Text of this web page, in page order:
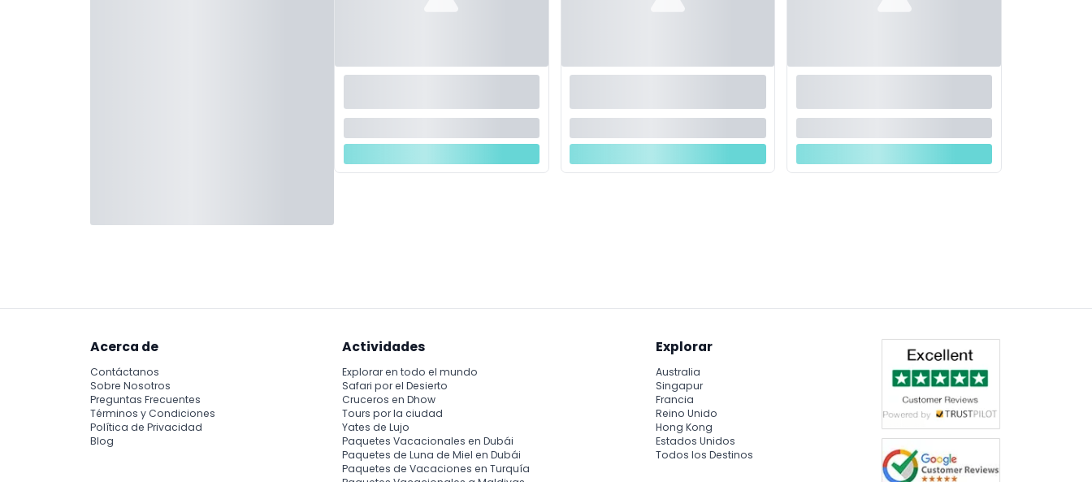
Acerca de
Contáctanos
Sobre Nosotros
Preguntas Frecuentes
Términos y Condiciones
Política de Privacidad
Blog
Actividades
Explorar en todo el mundo
Safari por el Desierto
Cruceros en Dhow
Tours por la ciudad
Yates de Lujo
Paquetes Vacacionales en Dubái
Paquetes de Luna de Miel en Dubái
Paquetes de Vacaciones en Turquía
Explorar
Australia
Singapur
Francia
Reino Unido
Hong Kong
Estados Unidos
Todos los Destinos